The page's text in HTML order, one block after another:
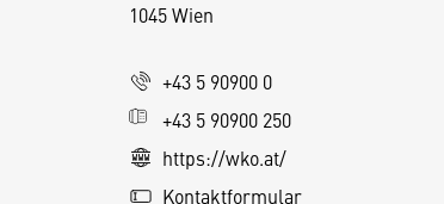
1045 Wien
+43 5 90900 0
+43 5 90900 250
https://wko.at/
Kontaktformular